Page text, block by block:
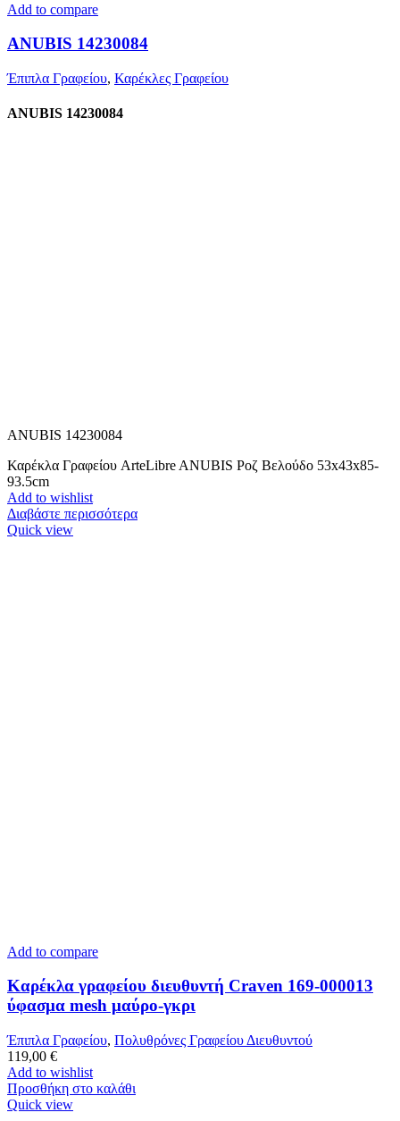
Add to compare
ANUBIS 14230084
Έπιπλα Γραφείου, Καρέκλες Γραφείου
ANUBIS 14230084
ANUBIS 14230084
Καρέκλα Γραφείου ArteLibre ANUBIS Ροζ Βελούδο 53x43x85-
93.5cm
Add to wishlist
Διαβάστε περισσότερα
Quick view
Add to compare
Καρέκλα γραφείου διευθυντή Craven 169-000013
ύφασμα mesh μαύρο-γκρι
Έπιπλα Γραφείου, Πολυθρόνες Γραφείου Διευθυντού
119,00 €
Add to wishlist
Προσθήκη στο καλάθι
Quick view